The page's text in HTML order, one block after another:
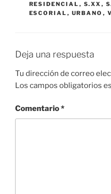
RESIDENCIAL , S.XX ,
ESCORIAL , URBANO ,
Deja una respuesta
Tu dirección de correo
Los campos obligatorios
Comentario*